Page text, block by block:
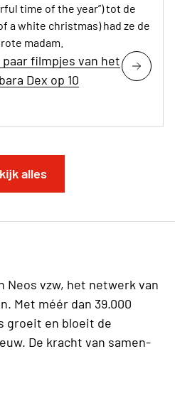
time of the year”) tot de
a white christmas) had ze de
madam.
paar filmpjes van het
Dex op 10
alles
Neos vzw, het netwerk van
Met méér dan 39.000
groeit en bloeit de
De kracht van samen-